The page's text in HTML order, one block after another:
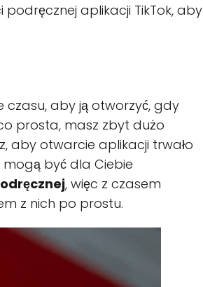
aplikacji TikTok, aby
czasu, aby ją otworzyć, gdy
prosta, masz zbyt dużo
aby otwarcie aplikacji trwało
mogą być dla Ciebie
, więc z czasem
z nich po prostu.